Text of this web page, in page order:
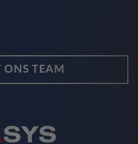
ONS TEAM